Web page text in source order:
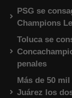
PSG se
Champions
Toluca se
penales
Más de 50
Juárez los